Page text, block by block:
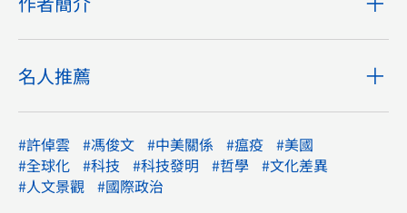
名人推薦
#許倬雲 #馮俊文 #中美關係 #瘟疫 #美國
#全球化 #科技 #科技發明 #哲學 #文化差異
#人文景觀 #國際政治